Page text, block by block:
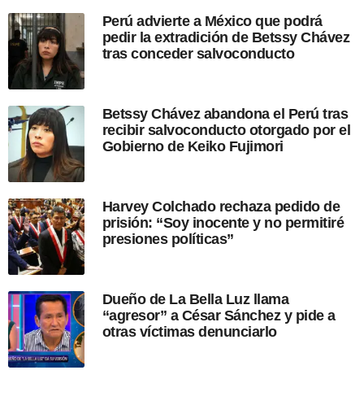
u
b
l
c
i
ó
Perú advierte a México que podrá
pedir la extradición de Betssy Chávez
tras conceder salvoconducto
Betssy Chávez abandona el Perú tras
recibir salvoconducto otorgado por el
Gobierno de Keiko Fujimori
Harvey Colchado rechaza pedido de
prisión: “Soy inocente y no permitiré
presiones políticas”
Dueño de La Bella Luz llama
“agresor” a César Sánchez y pide a
otras víctimas denunciarlo